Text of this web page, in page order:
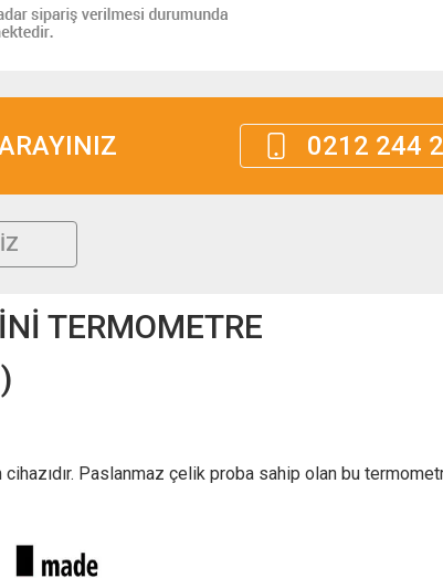
0212 244
TERMOMETRE
Paslanmaz çelik proba sahip olan bu